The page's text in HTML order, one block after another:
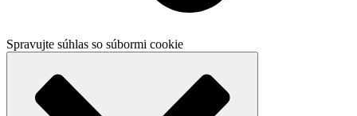
Spravujte súhlas so súbormi cookie